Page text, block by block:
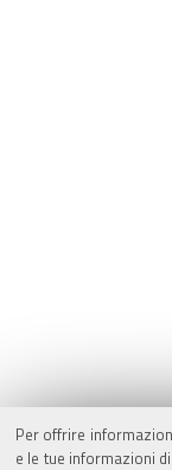
Per offrire
e le tue informazioni